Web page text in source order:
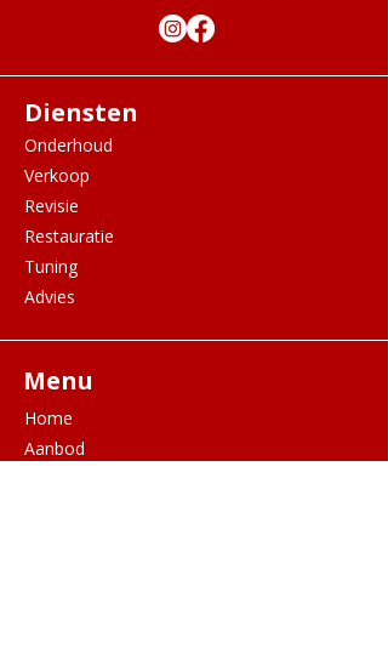
Diensten
Onderhoud
Verkoop
Revisie
Restauratie
Tuning
Advies
Menu
​Home
Aanbod